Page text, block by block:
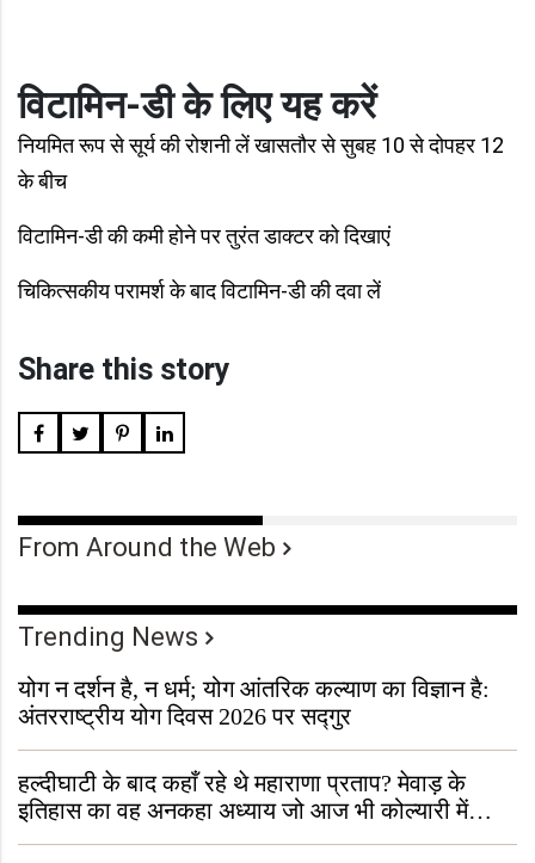
विटामिन-डी के लिए यह करें
नियमित रूप से सूर्य की रोशनी लें खासतौर से सुबह 10 से दोपहर 12
के बीच
विटामिन-डी की कमी होने पर तुरंत डाक्टर को दिखाएं
चिकित्सकीय परामर्श के बाद विटामिन-डी की दवा लें
Share this story
From Around the Web
Trending News
योग न दर्शन है, न धर्म; योग आंतरिक कल्याण का विज्ञान है:
अंतरराष्ट्रीय योग दिवस 2026 पर सद्गुर
हल्दीघाटी के बाद कहाँ रहे थे महाराणा प्रताप? मेवाड़ के
इतिहास का वह अनकहा अध्याय जो आज भी कोल्यारी में
जीवित है